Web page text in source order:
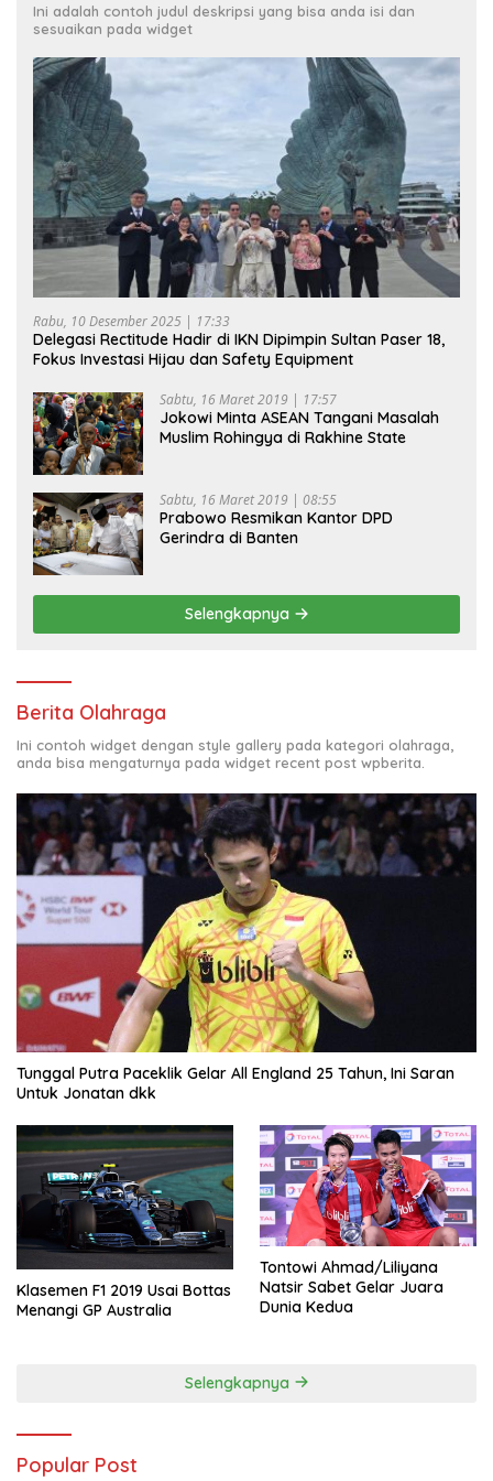
Ini adalah contoh judul deskripsi yang bisa anda isi dan
sesuaikan pada widget
Rabu, 10 Desember 2025 | 17:33
Delegasi Rectitude Hadir di IKN Dipimpin Sultan Paser 18,
Fokus Investasi Hijau dan Safety Equipment
Sabtu, 16 Maret 2019 | 17:57
Jokowi Minta ASEAN Tangani Masalah
Muslim Rohingya di Rakhine State
Sabtu, 16 Maret 2019 | 08:55
Prabowo Resmikan Kantor DPD
Gerindra di Banten
Selengkapnya
Berita Olahraga
Ini contoh widget dengan style gallery pada kategori olahraga,
anda bisa mengaturnya pada widget recent post wpberita.
Tunggal Putra Paceklik Gelar All England 25 Tahun, Ini Saran
Untuk Jonatan dkk
Klasemen F1 2019 Usai Bottas
Menangi GP Australia
Tontowi Ahmad/Liliyana
Natsir Sabet Gelar Juara
Dunia Kedua
Selengkapnya
Popular Post